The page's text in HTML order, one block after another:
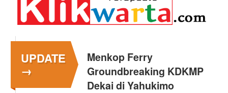
UPDATE
→
Menkop Ferry
Groundbreaking KDKMP
Dekai di Yahukimo